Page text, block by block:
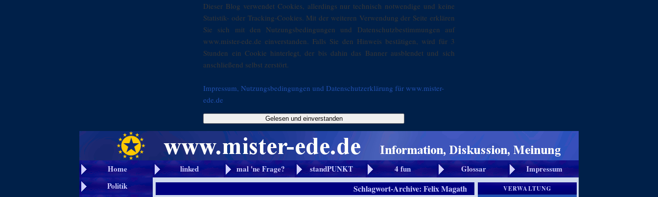
Dieser Blog verwendet Cookies, allerdings nur technisch notwendige und keine
Statistik- oder Tracking-Cookies. Mit der weiteren Verwendung der Seite erklären
Sie sich mit den Nutzungsbedingungen und Datenschutzbestimmungen auf
www.mister-ede.de einverstanden. Falls Sie den Hinweis bestätigen, wird für 3
Stunden ein Cookie hinterlegt, der bis dahin das Banner ausblendet und sich
anschließend selbst zerstört.
Impressum, Nutzungsbedingungen und Datenschutzerklärung für www.mister-
ede.de
Gelesen und einverstanden
Home linked mal 'ne Frage? standPUNKT 4 fun Glossar
Impressum
Politik
Schlagwort-Archive:Felix Magath VERWALTUNG